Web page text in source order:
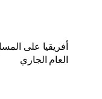
أفريقيا على
العام الجاري